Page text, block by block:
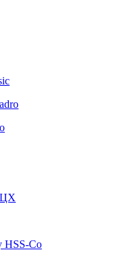
ЦХ
HSS-Co